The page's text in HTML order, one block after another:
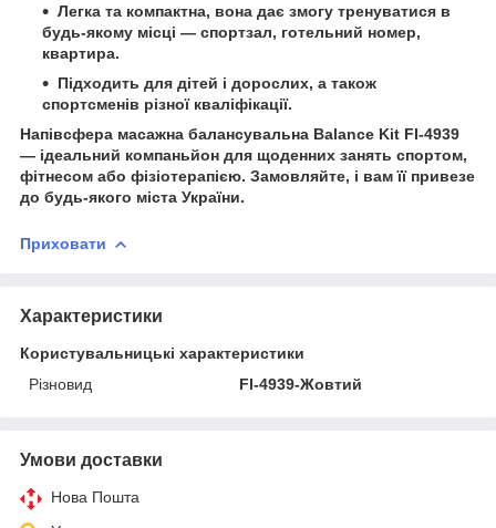
Легка та компактна, вона дає змогу тренуватися в
будь-якому місці — спортзал, готельний номер,
квартира.
Підходить для дітей і дорослих, а також
спортсменів різної кваліфікації.
Напівсфера масажна балансувальна Balance Kit FI-4939
— ідеальний компаньйон для щоденних занять спортом,
фітнесом або фізіотерапією. Замовляйте, і вам її привезе
до будь-якого міста України.
Приховати
Характеристики
Користувальницькі характеристики
Різновид
FI-4939-Жовтий
Умови доставки
Нова Пошта